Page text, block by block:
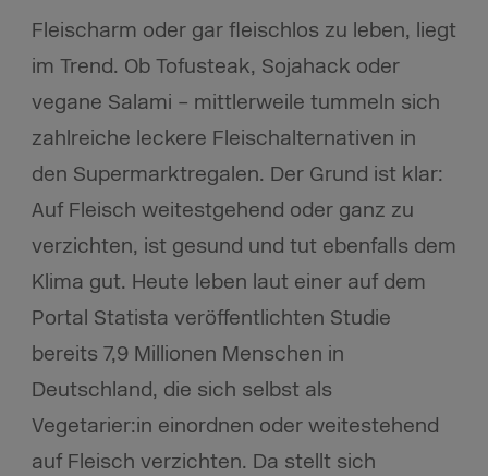
Fleischarm oder gar fleischlos zu leben, liegt
im Trend. Ob Tofusteak, Sojahack oder
vegane Salami – mittlerweile tummeln sich
zahlreiche leckere Fleischalternativen in
den Supermarktregalen. Der Grund ist klar:
Auf Fleisch weitestgehend oder ganz zu
verzichten, ist gesund und tut ebenfalls dem
Klima gut. Heute leben laut einer auf dem
Portal Statista veröffentlichten Studie
bereits 7,9 Millionen Menschen in
Deutschland, die sich selbst als
Vegetarier:in einordnen oder weitestehend
auf Fleisch verzichten. Da stellt sich